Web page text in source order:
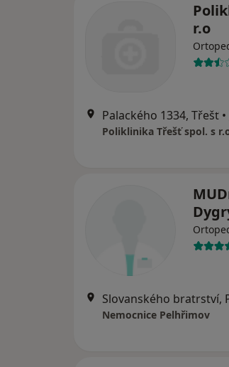
r.o
Palackého 1334, Třešť •
Poliklinika Třešť spol. s
Slovanského bratrství,
Nemocnice Pelhřimov